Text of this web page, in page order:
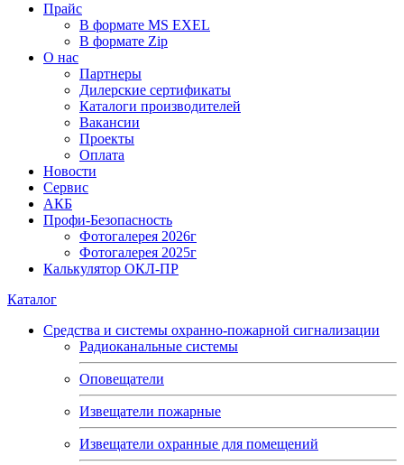
Прайс
В формате MS EXEL
В формате Zip
О нас
Партнеры
Дилерские сертификаты
Каталоги производителей
Вакансии
Проекты
Оплата
Новости
Сервис
АКБ
Профи-Безопасность
Фотогалерея 2026г
Фотогалерея 2025г
Калькулятор ОКЛ-ПР
Каталог
Средства и системы охранно-пожарной сигнализации
Радиоканальные системы
Оповещатели
Извещатели пожарные
Извещатели охранные для помещений